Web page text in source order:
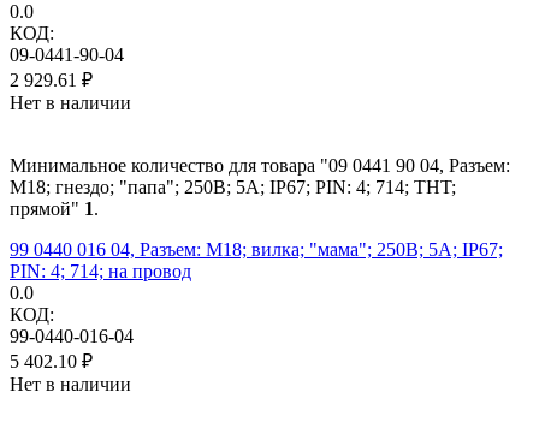
0.0
КОД:
09-0441-90-04
2 929.61 ₽
Нет в наличии
Минимальное количество для товара "09 0441 90 04, Разъем:
M18; гнездо; "папа"; 250В; 5А; IP67; PIN: 4; 714; THT;
прямой" 1.
99 0440 016 04, Разъем: M18; вилка; "мама"; 250В; 5А; IP67;
PIN: 4; 714; на провод
0.0
КОД:
99-0440-016-04
5 402.10 ₽
Нет в наличии